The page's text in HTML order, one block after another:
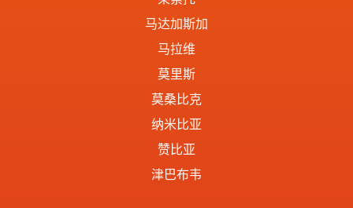
马达加斯加
马拉维
莫里斯
莫桑比克
纳米比亚
赞比亚
津巴布韦